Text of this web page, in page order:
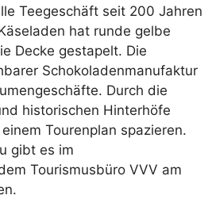
Teegeschäft seit 200 Jahren
hat runde gelbe
Decke gestapelt. Die
Schokoladenmanufaktur
Durch die
historischen Hinterhöfe
Tourenplan spazieren.
gibt es im
Tourismusbüro VVV am